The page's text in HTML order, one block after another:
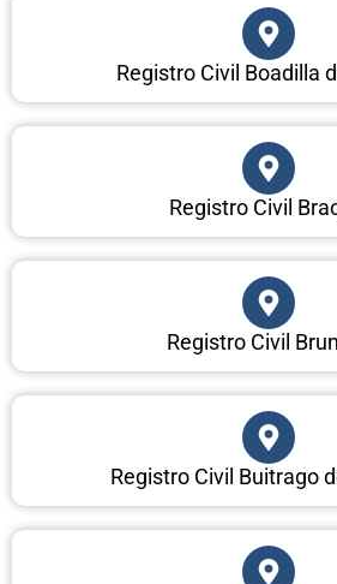
Registro Civil Boadilla
Registro Civil
Registro Civil
Registro Civil Buitrago